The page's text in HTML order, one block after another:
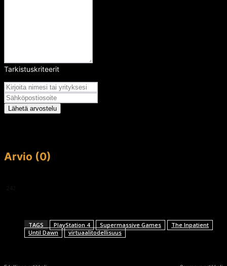
Tarkistuskriteerit
Lähetä arvostelu
Arvio (0)
TAGS PlayStation 4 Supermassive Games
The Inpatient
Until Dawn
virtuaalitodellisuus